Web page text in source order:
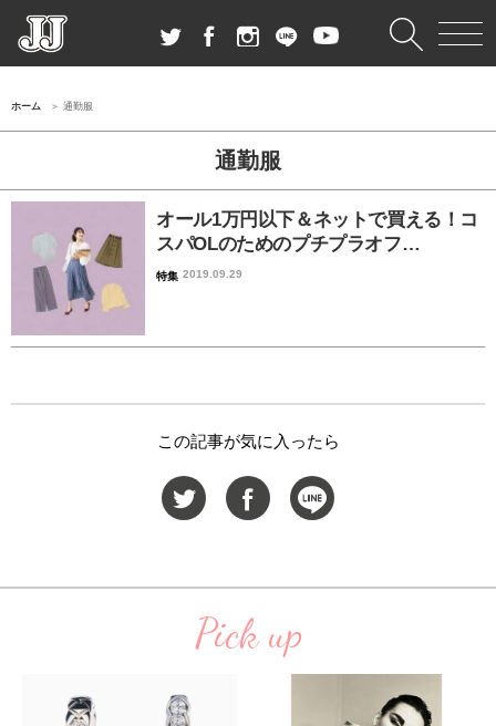
ホーム 通勤服
通勤服
オール1万円以下＆ネットで買える！コ
スパOLのためのプチプラオフ…
特集 2019.09.29
この記事が気に入ったら
Pick up